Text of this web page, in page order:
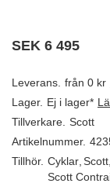
SEK 6 495
Leverans. från 0 kr
Lager. Ej i lager*
Tillverkare. Scott
Artikelnummer.
Tillhör. Cyklar Scott
Scott